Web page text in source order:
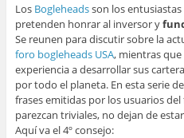
Los Bogleheadsson los
pretenden honrar al inversor y
Se reunen para discutir sobre la
foro bogleheads USA, mientras
experiencia a desarrollar sus
por todo el planeta. En esta serie
frases emitidas por los usuarios
parezcan triviales, no dejan de
Aquí va el 4º consejo: